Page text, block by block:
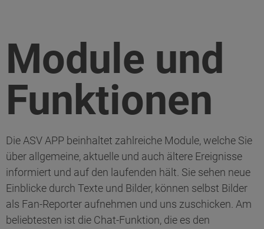
Module und
Funktionen
Die ASV APP beinhaltet zahlreiche Module, welche Sie
über allgemeine, aktuelle und auch ältere Ereignisse
informiert und auf den laufenden hält. Sie sehen neue
Einblicke durch Texte und Bilder, können selbst Bilder
als Fan-Reporter aufnehmen und uns zuschicken. Am
beliebtesten ist die Chat-Funktion, die es den